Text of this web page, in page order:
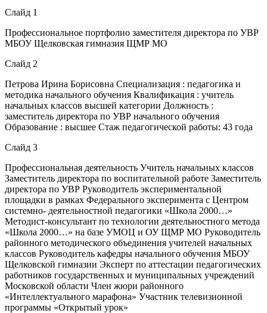
Слайд 1
Профессиональное портфолио заместителя директора по УВР
МБОУ Щелковская гимназия ЩМР МО
Слайд 2
Петрова Ирина Борисовна Специализация : педагогика и
методика начального обучения Квалификация : учитель
начальных классов высшей категории Должность :
заместитель директора по УВР начального обучения
Образование : высшее Стаж педагогической работы: 43 года
Слайд 3
Профессиональная деятельность Учитель начальных классов
Заместитель директора по воспитательной работе Заместитель
директора по УВР Руководитель экспериментальной
площадки в рамках Федерального эксперимента с Центром
системно- деятельностной педагогики «Школа 2000…»
Методист-консультант по технологии деятельностного метода
«Школа 2000…» на базе УМОЦ и ОУ ЩМР МО Руководитель
районного методического объединения учителей начальных
классов Руководитель кафедры начального обучения МБОУ
Щелковской гимназии Эксперт по аттестации педагогических
работников государственных и муниципальных учреждений
Московской области Член жюри районного
«Интеллектуального марафона» Участник телевизионной
программы «Открытый урок»